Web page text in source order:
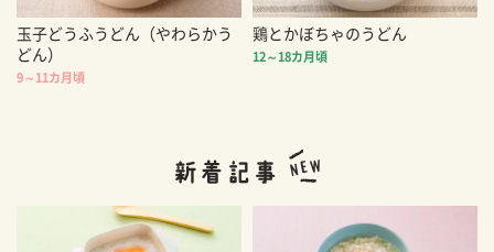
玉子どうふうどん（やわらかう
どん）
9～11カ月頃
鶏とかぼちゃのうどん
12～18カ月頃